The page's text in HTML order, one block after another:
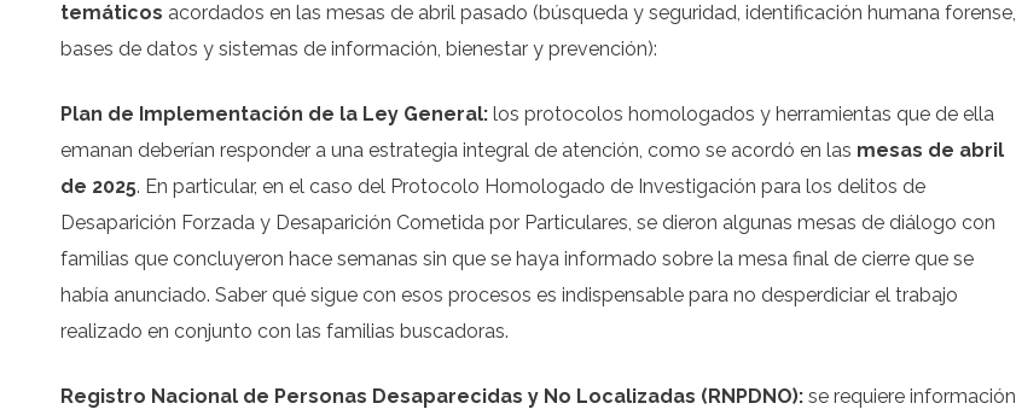
temáticos acordados en las mesas de abril pasado (búsqueda y seguridad, identificación humana forense,
bases de datos y sistemas de información, bienestar y prevención):
Plan de Implementación de la Ley General: los protocolos homologados y herramientas que de ella
emanan deberían responder a una estrategia integral de atención, como se acordó en las mesas de abril
de 2025. En particular, en el caso del Protocolo Homologado de Investigación para los delitos de
Desaparición Forzada y Desaparición Cometida por Particulares, se dieron algunas mesas de diálogo con
familias que concluyeron hace semanas sin que se haya informado sobre la mesa final de cierre que se
había anunciado. Saber qué sigue con esos procesos es indispensable para no desperdiciar el trabajo
realizado en conjunto con las familias buscadoras.
Registro Nacional de Personas Desaparecidas y No Localizadas (RNPDNO): se requiere información